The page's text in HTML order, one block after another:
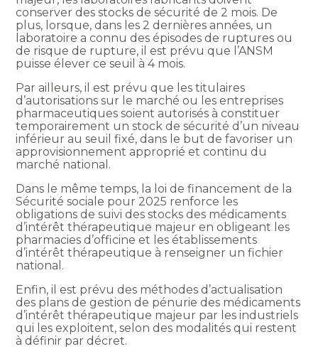
conserver des stocks de sécurité de 2 mois. De
plus, lorsque, dans les 2 dernières années, un
laboratoire a connu des épisodes de ruptures ou
de risque de rupture, il est prévu que l’ANSM
puisse élever ce seuil à 4 mois.
Par ailleurs, il est prévu que les titulaires
d’autorisations sur le marché ou les entreprises
pharmaceutiques soient autorisés à constituer
temporairement un stock de sécurité d’un niveau
inférieur au seuil fixé, dans le but de favoriser un
approvisionnement approprié et continu du
marché national.
Dans le même temps, la loi de financement de la
Sécurité sociale pour 2025 renforce les
obligations de suivi des stocks des médicaments
d’intérêt thérapeutique majeur en obligeant les
pharmacies d’officine et les établissements
d’intérêt thérapeutique à renseigner un fichier
national.
Enfin, il est prévu des méthodes d’actualisation
des plans de gestion de pénurie des médicaments
d’intérêt thérapeutique majeur par les industriels
qui les exploitent, selon des modalités qui restent
à définir par décret.